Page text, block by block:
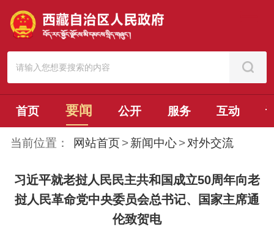
首页 要闻 公开 服务 互动
当前位置： 网站首页 > 新闻中心 > 对外交流
习近平就老挝人民民主共和国成立50周年向老
挝人民革命党中央委员会总书记、国家主席通
伦致贺电